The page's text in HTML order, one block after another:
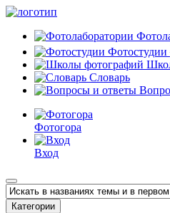
Фотостудии
Словарь
Фотогора
Вход
Категории